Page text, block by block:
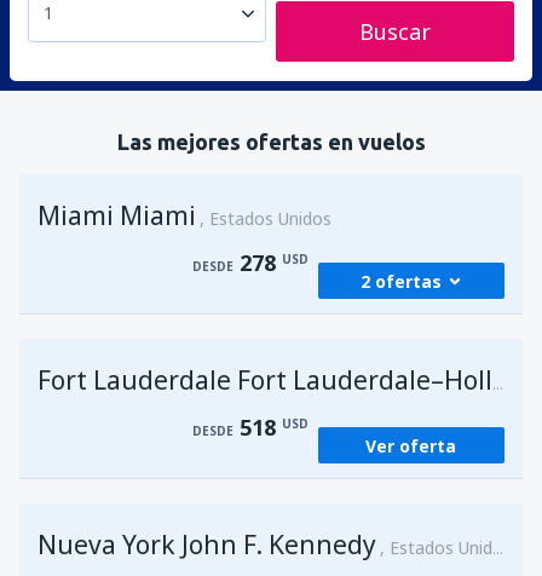
1
Buscar
Las mejores ofertas en vuelos
Miami Miami Estados Unidos
DESDE 278 USD
2 ofertas
DESDE 278 USD
(LIM)
DESDE 580USD
Fort Lauderdale Fort Lauderdale–Hollywood Intl Airport
DESDE 518 USD
Ver oferta
Nueva York John F. Kennedy Estados Unidos